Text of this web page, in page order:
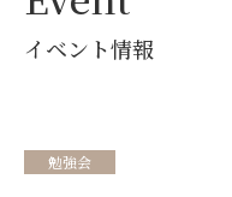
イベント情報
勉強会